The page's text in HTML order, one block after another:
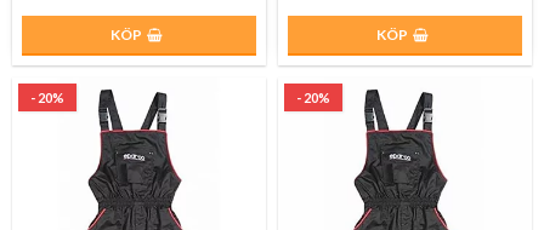
KÖP KÖP
- 20% - 20%